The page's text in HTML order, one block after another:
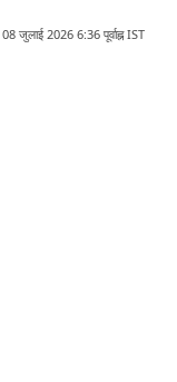
08 जुलाई 2026 6:36 पूर्वाह्न IST